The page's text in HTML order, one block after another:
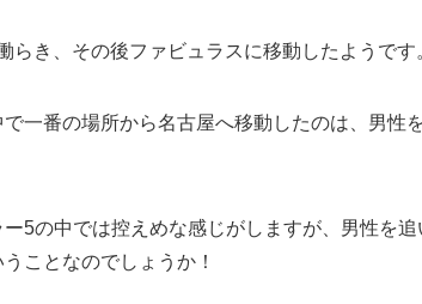
らき、その後ファビュラスに移動したようです
一番の場所から名古屋へ移動したのは、男性
5の中では控えめな感じがしますが、男性を
ことなのでしょうか！